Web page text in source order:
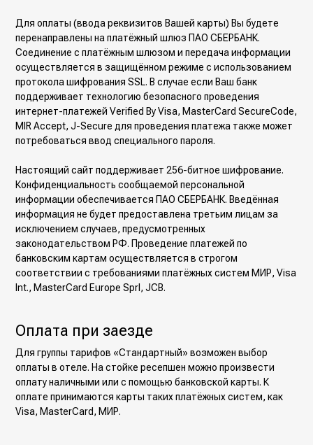
Для оплаты (ввода реквизитов Вашей карты) Вы будете
перенаправлены на платёжный шлюз ПАО СБЕРБАНК.
Соединение с платёжным шлюзом и передача информации
осуществляется в защищённом режиме с использованием
протокола шифрования SSL. В случае если Ваш банк
поддерживает технологию безопасного проведения
интернет-платежей Verified By Visa, MasterCard SecureCode,
MIR Accept, J-Secure для проведения платежа также может
потребоваться ввод специального пароля.
Настоящий сайт поддерживает 256-битное шифрование.
Конфиденциальность сообщаемой персональной
информации обеспечивается ПАО СБЕРБАНК. Введённая
информация не будет предоставлена третьим лицам за
исключением случаев, предусмотренных
законодательством РФ. Проведение платежей по
банковским картам осуществляется в строгом
соответствии с требованиями платёжных систем МИР, Visa
Int., MasterCard Europe Sprl, JCB.
Оплата при заезде
Для группы тарифов «Стандартный» возможен выбор
оплаты в отеле. На стойке ресепшен можно произвести
оплату наличными или с помощью банковской карты. К
оплате принимаются карты таких платёжных систем, как
Visa, MasterCard, МИР.